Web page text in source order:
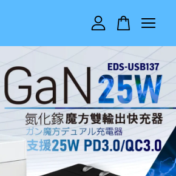
車目前還是空的。
繼續購物